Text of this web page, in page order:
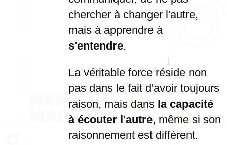
chercher à changer l'autre,
mais à apprendre à
s'entendre.
La véritable force réside non
pas dans le fait d'avoir toujours
raison, mais dans la capacité
à écouter l'autre, même si son
raisonnement est différent.